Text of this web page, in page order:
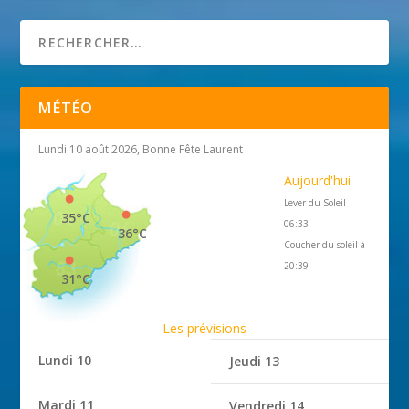
MÉTÉO
Lundi 10 août 2026, Bonne Fête Laurent
36°C
35°C
31°C
Aujourd'hui
Lever du Soleil
06:33
Coucher du soleil à
20:39
Les prévisions
Lundi 10
Mardi 11
Jeudi 13